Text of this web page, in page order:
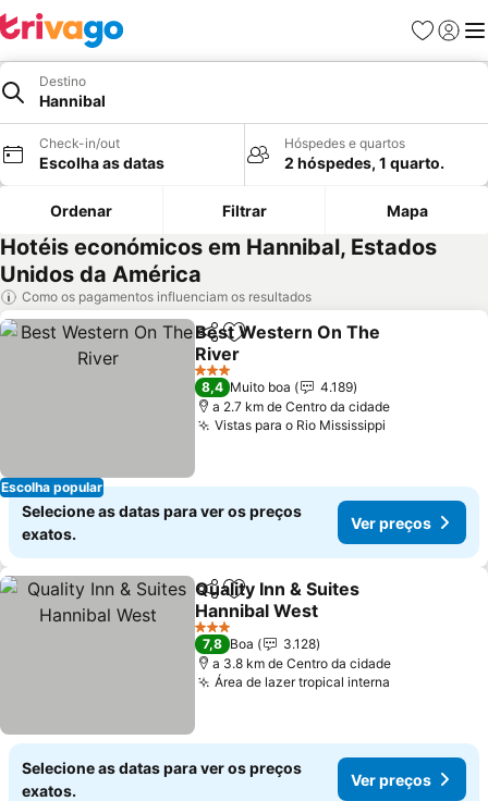
Favoritos
Iniciar
Destino
Hannibal
Check-in/out
Escolha as datas
Hóspedes e quartos
2 hóspedes, 1 quarto.
Ordenar Filtrar Mapa
Hotéis económicos em Hannibal, Estados
Unidos da América
Como os pagamentos influenciam os resultados
Escolha popular
PartilharAdicionar aos favoritos
Best Western On The
River
3 Estrelas
8,4 Muito boa
4.189
a 2.7 km de Centro da cidade
Vistas para o Rio Mississippi
Selecione as datas para ver os preços
exatos.
Ver preços
PartilharAdicionar aos favoritos
Quality Inn & Suites
Hannibal West
3 Estrelas
7,8 Boa
3.128
a 3.8 km de Centro da cidade
Área de lazer tropical interna
Selecione as datas para ver os preços
exatos.
Ver preços